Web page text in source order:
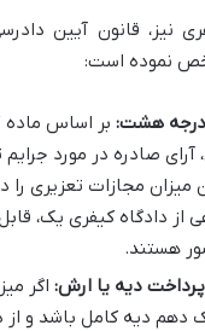
نیز، قانون آیین
نموده است:
درجه هشت:
آرای صادره در مورد
میزان مجازات تعزیری را
از دادگاه کیفری یک،
هستند.
دیه یا ارش: اگر
دهم دیه کامل باشد و از